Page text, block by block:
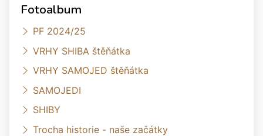
Fotoalbum
PF 2024/25
VRHY SHIBA štěňátka
VRHY SAMOJED štěňátka
SAMOJEDI
SHIBY
Trocha historie - naše začátky